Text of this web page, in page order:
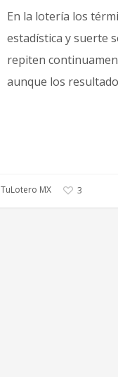
En la lotería los
estadística y suerte
repiten
aunque los
TuLotero MX 3